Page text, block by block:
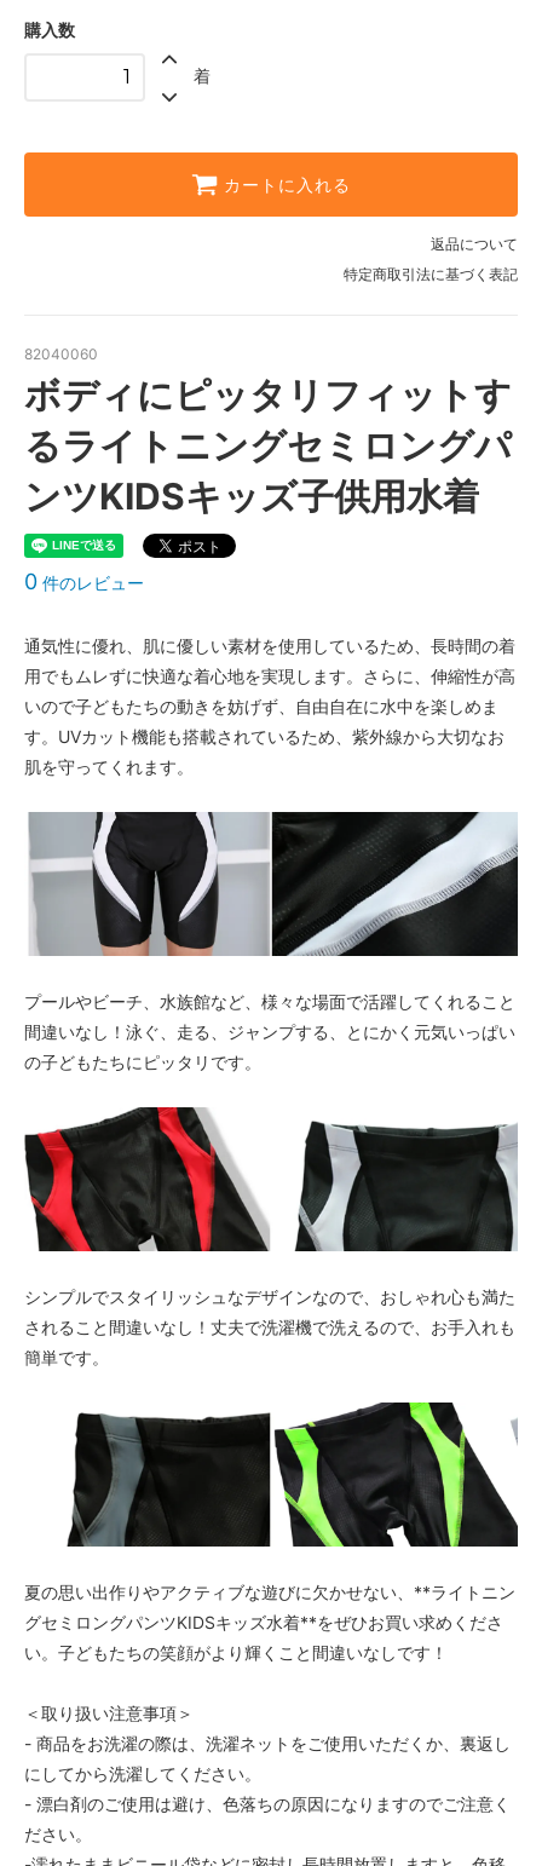
レッド〈color__S-20__〉
○ 在庫有り
グリーン〈color__S-40__〉
グレー〈color__S-45__〉
レッド〈color__S-20__〉
○ 在庫有り
グリーン〈color__S-40__〉
○ 在庫有り
グレー〈color__S-45__〉
レッド〈color__S-20__〉
○ 在庫有り
グリーン〈color__S-40__〉
○ 在庫有り
ホワイト〈color__S-10__〉
○ 在庫有り
レッド〈color__S-20__〉
△ 残り僅か
グリーン〈color__S-40__〉
○ 在庫有り
グレー〈color__S-45__〉
○ 在庫有り
レッド〈color__S-20__〉
○ 在庫有り
グリーン〈color__S-40__〉
○ 在庫有り
グレー〈color__S-45__〉
○ 在庫有り
ホワイト〈color__S-10__〉
○ 在庫有り
グリーン〈color__S-40__〉
○ 在庫有り
グレー〈color__S-45__〉
○ 在庫有り
ホワイト〈color__S-10__〉
レッド〈color__S-20__〉
○ 在庫有り
グリーン〈color__S-40__〉
○ 在庫有り
△ 残り僅か
○ 在庫有り
購入数
着
カートに入れる
返品について
特定商取引法に基づく表記
82040060
ボディにピッタリフィットす
るライトニングセミロングパ
ンツKIDSキッズ子供用水着
0 件のレビュー
通気性に優れ、肌に優しい素材を使用しているため、長時間の着
用でもムレずに快適な着心地を実現します。さらに、伸縮性が高
いので子どもたちの動きを妨げず、自由自在に水中を楽しめま
す。UVカット機能も搭載されているため、紫外線から大切なお
肌を守ってくれます。
プールやビーチ、水族館など、様々な場面で活躍してくれること
間違いなし！泳ぐ、走る、ジャンプする、とにかく元気いっぱい
の子どもたちにピッタリです。
シンプルでスタイリッシュなデザインなので、おしゃれ心も満た
されること間違いなし！丈夫で洗濯機で洗えるので、お手入れも
簡単です。
夏の思い出作りやアクティブな遊びに欠かせない、**ライトニン
グセミロングパンツKIDSキッズ水着**をぜひお買い求めくださ
い。子どもたちの笑顔がより輝くこと間違いなしです！
＜取り扱い注意事項＞
- 商品をお洗濯の際は、洗濯ネットをご使用いただくか、裏返し
にしてから洗濯してください。
- 漂白剤のご使用は避け、色落ちの原因になりますのでご注意く
ださい。